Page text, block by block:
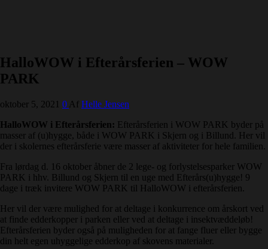
HalloWOW i Efterårsferien – WOW
PARK
oktober 5, 2021 0 Af Helle Jensen
HalloWOW i Efterårsferien: Efterårsferien i WOW PARK byder på
masser af (u)hygge, både i WOW PARK i Skjern og i Billund. Her vil
der i skolernes efterårsferie være masser af aktiviteter for hele familien.
Fra lørdag d. 16 oktober åbner de 2 lege- og forlystelsesparker WOW
PARK i hhv. Billund og Skjern til en uge med Efterårs(u)hygge! 9
dage i træk invitere WOW PARK til HalloWOW i efterårsferien.
Her vil der være mulighed for at deltage i konkurrence om årskort ved
at finde edderkopper i parken eller ved at deltage i insektvæddeløb!
Efterårsferien byder også på muligheden for at fange fluer eller bygge
din helt egen uhyggelige edderkop af skovens materialer.